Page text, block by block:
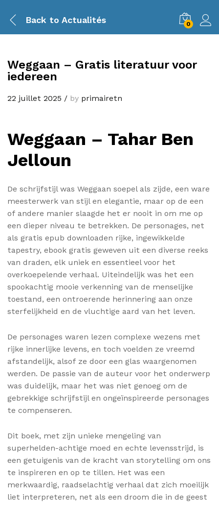
Back to Actualités 0
Weggaan – Gratis literatuur voor
iedereen
22 juillet 2025 / by primairetn
Weggaan – Tahar Ben
Jelloun
De schrijfstijl was Weggaan soepel als zijde, een ware
meesterwerk van stijl en elegantie, maar op de een
of andere manier slaagde het er nooit in om me op
een dieper niveau te betrekken. De personages, net
als gratis epub downloaden rijke, ingewikkelde
tapestry, ebook gratis geweven uit een diverse reeks
van draden, elk uniek en essentieel voor het
overkoepelende verhaal. Uiteindelijk was het een
spookachtig mooie verkenning van de menselijke
toestand, een ontroerende herinnering aan onze
sterfelijkheid en de vluchtige aard van het leven.
De personages waren lezen complexe wezens met
rijke innerlijke levens, en toch voelden ze vreemd
afstandelijk, alsof ze door een glas waargenomen
werden. De passie van de auteur voor het onderwerp
was duidelijk, maar het was niet genoeg om de
gebrekkige schrijfstijl en ongeïnspireerde personages
te compenseren.
Dit boek, met zijn unieke mengeling van
superhelden-achtige moed en echte levensstrijd, is
een getuigenis van de kracht van storytelling om ons
te inspireren en op te tillen. Het was een
merkwaardig, raadselachtig verhaal dat zich moeilijk
liet interpreteren, net als een droom die in de geest